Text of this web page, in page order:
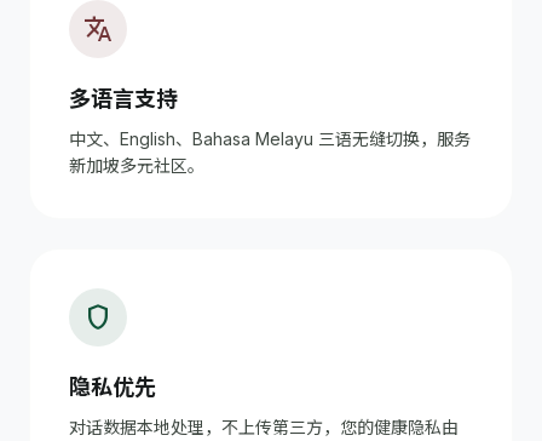
translate
多语言支持
中文、English、Bahasa Melayu 三语无缝切换，服务
新加坡多元社区。
shield
隐私优先
对话数据本地处理，不上传第三方，您的健康隐私由